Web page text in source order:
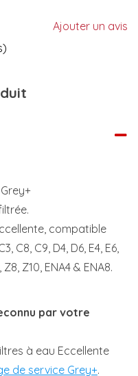
Ajouter un avis
compatible
C8, C9, D4, D6, E4, E6,
Z10, ENA4 & ENA8.
par votre
à eau Eccellente
de service Grey+.